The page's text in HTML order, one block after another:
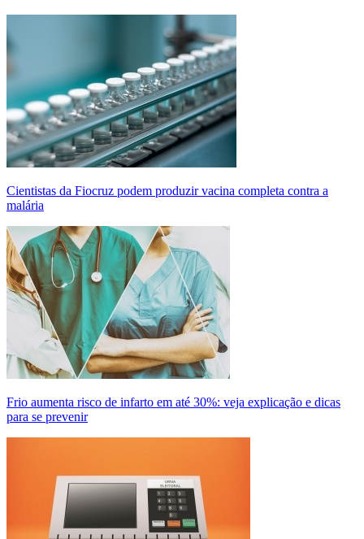
Cientistas da Fiocruz podem produzir vacina completa contra a
malária
Frio aumenta risco de infarto em até 30%: veja explicação e dicas
para se prevenir